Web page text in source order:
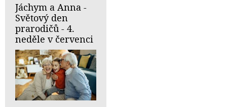
Jáchym a Anna -
Světový den
prarodičů - 4.
neděle v červenci